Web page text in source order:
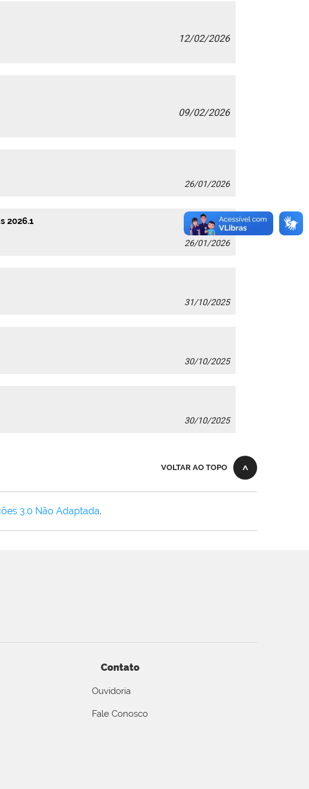
12/02/2026
09/02/2026
26/01/2026
2026.1
26/01/2026
31/10/2025
30/10/2025
30/10/2025
VOLTAR AO TOPO
3.0 Não Adaptada.
Contato
Ouvidoria
Fale Conosco